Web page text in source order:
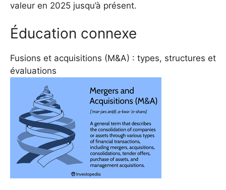
valeur en 2025 jusqu’à présent.
Éducation connexe
Fusions et acquisitions (M&A) : types, structures et
évaluations